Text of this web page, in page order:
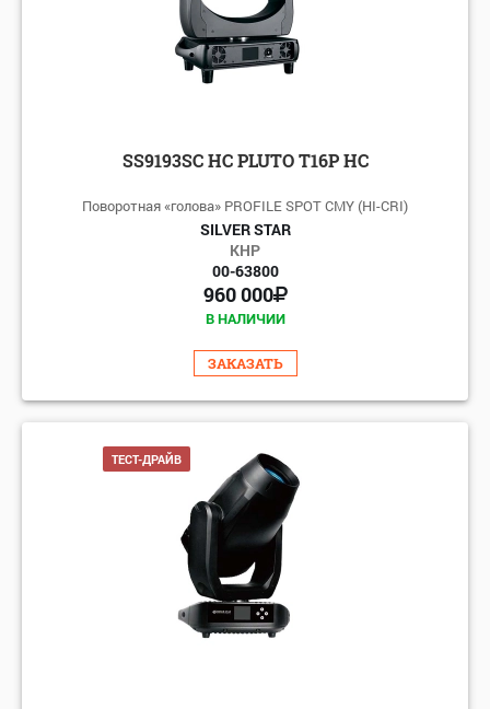
SS9193SC HC PLUTO T16P HC
Поворотная «голова» PROFILE SPOT CMY (HI-CRI)
SILVER STAR
КНР
00-63800
960 000
В НАЛИЧИИ
ЗАКАЗАТЬ
ТЕСТ-ДРАЙВ